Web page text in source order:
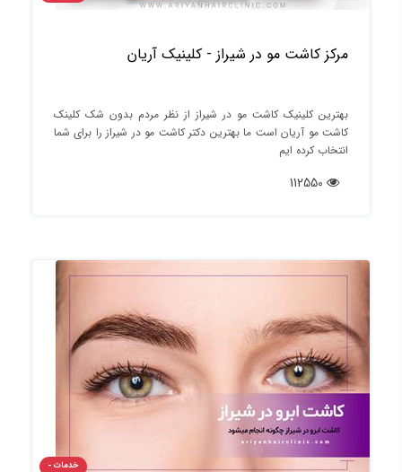
مرکز کاشت مو در شیراز - کلینیک آریان
بهترین کلینیک کاشت مو در شیراز از نظر مردم بدون شک کلینک
کاشت مو آریان است ما بهترین دکتر کاشت مو در شیراز را برای شما
انتخاب کرده ایم
خدمات -